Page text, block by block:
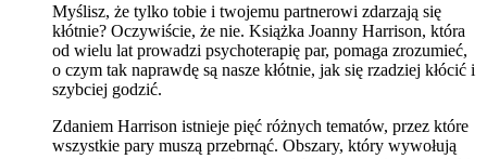
Myślisz, że tylko tobie i twojemu partnerowi zdarzają się
kłótnie? Oczywiście, że nie. Książka Joanny Harrison, która
od wielu lat prowadzi psychoterapię par, pomaga zrozumieć,
o czym tak naprawdę są nasze kłótnie, jak się rzadziej kłócić i
szybciej godzić.
Zdaniem Harrison istnieje pięć różnych tematów, przez które
wszystkie pary muszą przebrnąć. Obszary, który wywołują